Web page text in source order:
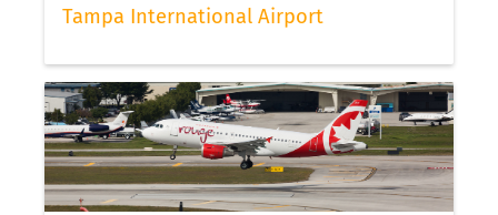
Tampa International Airport